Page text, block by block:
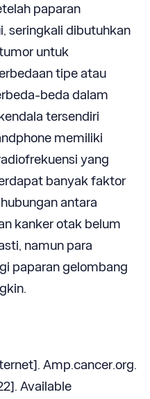
paparan
seringkali dibutuhkan
untuk
tipe atau
beda dalam
tersendiri
memiliki
yang
banyak faktor
antara
kanker otak belum
namun para
paparan gelombang
Amp.cancer.org.
Available